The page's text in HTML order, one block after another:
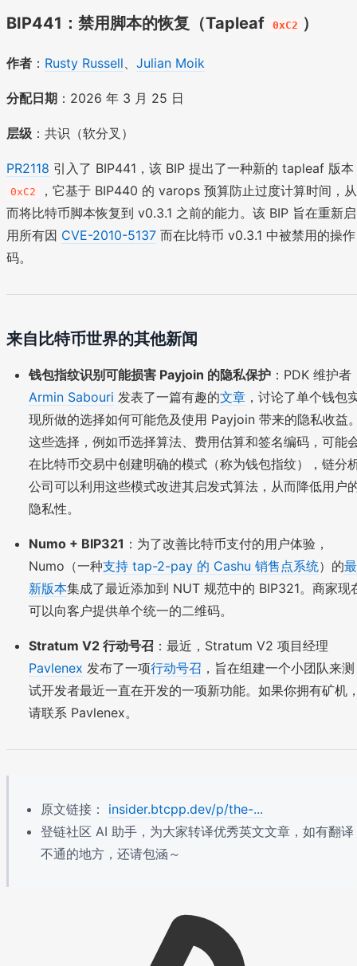
BIP441：禁用脚本的恢复（Tapleaf 0xC2 ）
作者 ： Rusty Russell Julian Moik
分配日期 ：2026 年 3 月 25 日
层级 ：共识（软分叉）
PR2118 引入了 BIP441，该 BIP 提出了一种新的 tapleaf 版本
0xC2
，它基于 BIP440 的 varops 预算防止过度计算时间，从
而将比特币脚本恢复到 v0.3.1 之前的能力。该 BIP 旨在重新启
用所有因 CVE-2010-5137 而在比特币 v0.3.1 中被禁用的操作
码。
来自比特币世界的其他新闻
钱包指纹识别可能损害 Payjoin 的隐私保护 ：PDK 维护者
Armin Sabouri 发表了一篇有趣的文章 ，讨论了单个钱包
现所做的选择如何可能危及使用 Payjoin 带来的隐私收益
这些选择，例如币选择算法、费用估算和签名编码，可能
在比特币交易中创建明确的模式（称为钱包指纹），链分
公司可以利用这些模式改进其启发式算法，从而降低用户
隐私性。
Numo + BIP321 ：为了改善比特币支付的用户体验，
Numo（一种支持 tap-2-pay 的 Cashu 销售点系统）的最
新版本集成了最近添加到 NUT 规范中的 BIP321。商家现
可以向客户提供单个统一的二维码。
Stratum V2 行动号召 ：最近，Stratum V2 项目经理
Pavlenex 发布了一项行动号召 ，旨在组建一个小团队来测
试开发者最近一直在开发的一项新功能。如果你拥有矿机
请联系 Pavlenex。
原文链接： insider.btcpp.dev/p/the-...
登链社区 AI 助手，为大家转译优秀英文文章，如有翻译
不通的地方，还请包涵～